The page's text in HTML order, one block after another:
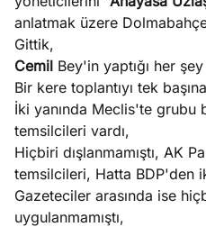
anlatmak üzere
Gittik,
Cemil Bey'in yaptığı her
Bir kere toplantıyı tek
İki yanında Meclis'te grubu
temsilcileri vardı,
Hiçbiri dışlanmamıştı, AK
temsilcileri, Hatta BDP'den
Gazeteciler arasında ise
uygulanmamıştı,